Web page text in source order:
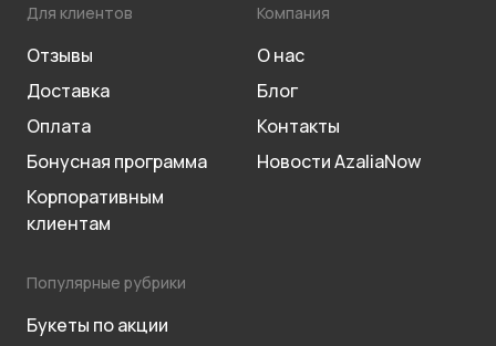
Для клиентов
Отзывы
Доставка
Оплата
Бонусная программа
Корпоративным
клиентам
Компания
О нас
Блог
Контакты
Новости AzaliaNow
Популярные рубрики
Букеты по акции